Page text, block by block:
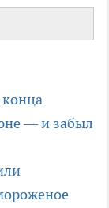
— и забыл